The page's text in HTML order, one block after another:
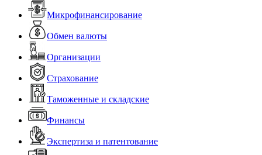
Микрофинансирование
Обмен валюты
Организации
Страхование
Таможенные и складские
Финансы
Экспертиза и патентование